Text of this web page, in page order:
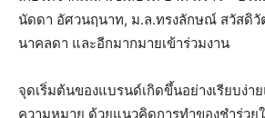
นัดดา อัศวนฤนาท, ม.ล.ทรงลักษณ์ สวัสดิ
นาคลดา และอีกมากมายเข้าร่วมงาน
จุดเริ่มต้นของแบรนด์เกิดขึ้นอย่างเรียบง่า
ความหมาย ด้วยแนวคิดการทำของชำร่วย